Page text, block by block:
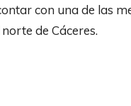
con una de las
de Cáceres.